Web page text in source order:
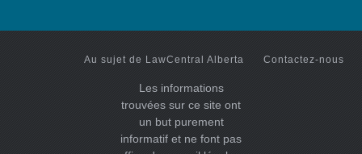
Au sujet de LawCentral Alberta Contactez-nous
Les informations
trouvées sur ce site ont
un but purement
informatif et ne font pas